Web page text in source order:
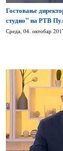
Гостовање
студио" на РТВ
Среда, 04. октобар